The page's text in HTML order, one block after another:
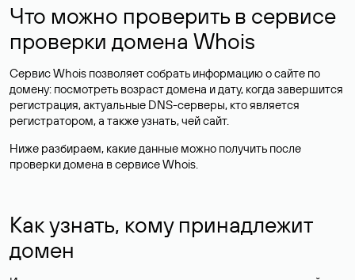
Что можно проверить в сервисе
проверки домена Whois
Сервис Whois позволяет собрать информацию о сайте по
домену: посмотреть возраст домена и дату, когда завершится
регистрация, актуальные DNS-серверы, кто является
регистратором, а также узнать, чей сайт.
Ниже разбираем, какие данные можно получить после
проверки домена в сервисе Whois.
Как узнать, кому принадлежит
домен